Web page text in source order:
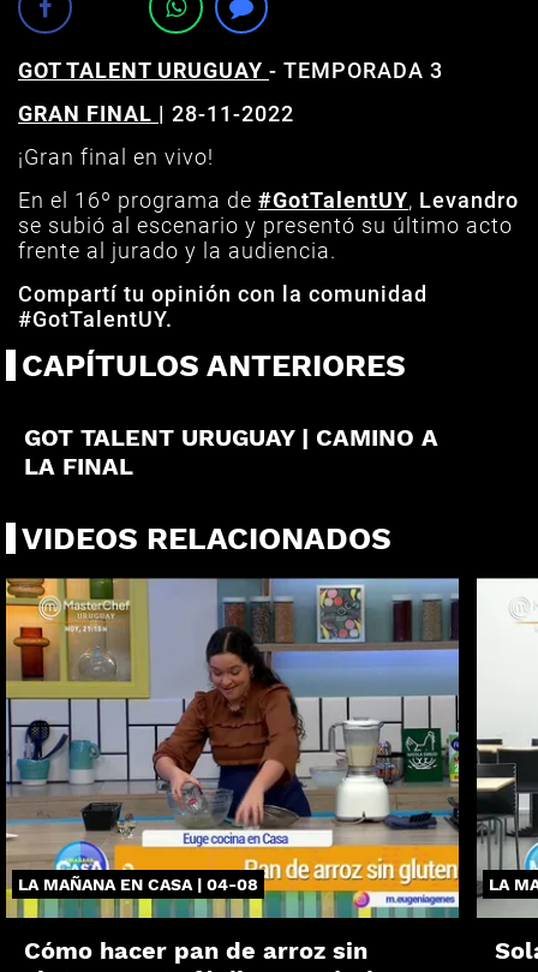
GOT TALENT URUGUAY - TEMPORADA 3
GRAN FINAL | 28-11-2022
¡Gran final en vivo!
En el 16º programa de #GotTalentUY, Levandro
se subió al escenario y presentó su último acto
frente al jurado y la audiencia.
Compartí tu opinión con la comunidad
#GotTalentUY.
CAPÍTULOS ANTERIORES
PROGRAMA ESPECIAL
GOT TALENT URUGUAY | CAMINO A
LA FINAL
VIDEOS RELACIONADOS
LA MAÑANA EN CASA | 04-08
Cómo hacer pan de arroz sin
LA